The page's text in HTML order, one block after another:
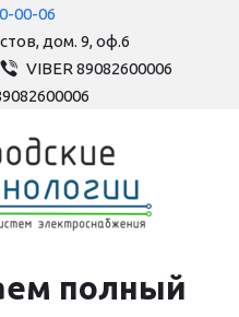
00-06
дом. 9, оф.6
VIBER 89082600006
полный